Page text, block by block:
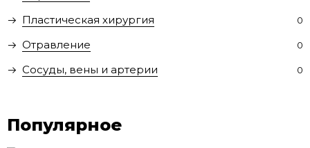
Пластическая хирургия 0
Отравление 0
Сосуды, вены и артерии 0
Популярное